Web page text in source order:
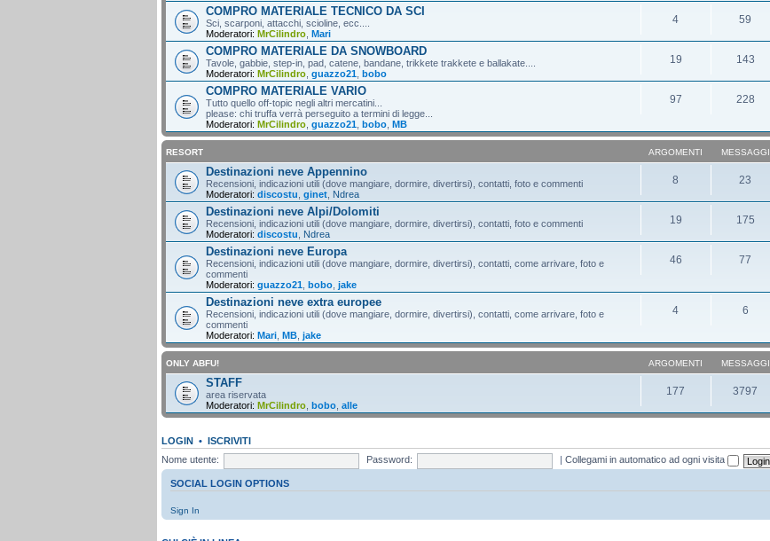
COMPRO MATERIALE TECNICO DA SCI
Sci, scarponi, attacchi, scioline, ecc....
Moderatori: MrCilindro Mari
4 59
COMPRO MATERIALE DA SNOWBOARD
Tavole, gabbie, step-in, pad, catene, bandane, trikkete trakkete e ballakate....
Moderatori: MrCilindro guazzo21 bobo
19 143
COMPRO MATERIALE VARIO
Tutto quello off-topic negli altri mercatini...
please: chi truffa verrà perseguito a termini di legge...
Moderatori: MrCilindro guazzo21 bobo MB
97 228
RESORT ARGOMENTI MESSAGGI
Destinazioni neve Appennino
Recensioni, indicazioni utili (dove mangiare, dormire, divertirsi), contatti, foto e commenti
Moderatori: discostu ginet Ndrea
8 23
Destinazioni neve Alpi/Dolomiti
Recensioni, indicazioni utili (dove mangiare, dormire, divertirsi), contatti, foto e commenti
Moderatori: discostu Ndrea
19 175
Destinazioni neve Europa
Recensioni, indicazioni utili (dove mangiare, dormire, divertirsi), contatti, come arrivare, foto e
commenti
Moderatori: guazzo21 bobo jake
46 77
Destinazioni neve extra europee
Recensioni, indicazioni utili (dove mangiare, dormire, divertirsi), contatti, come arrivare, foto e
commenti
Moderatori: Mari MB jake
4 6
ONLY ABFU! ARGOMENTI MESSAGGI
STAFF
area riservata
Moderatori: MrCilindro bobo alle
177 3797
LOGIN • ISCRIVITI
Nome utente:
Password: Collegami in automatico ad ogni visita
SOCIAL LOGIN OPTIONS
Sign In